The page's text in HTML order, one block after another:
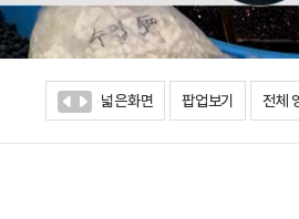
넓은화면 팝업보기 전체